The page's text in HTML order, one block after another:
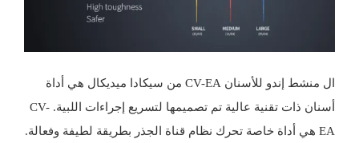
ال منشط إندو للأسنان سيكادا ميديكال هي أداة
أسنان ذات تقنية عالية تم تصميمها لتسريع إجراءات اللبية. CV-
EA هي أداة خاصة تحرك نظام قناة الجذر بطريقة لطيفة وفعالة.